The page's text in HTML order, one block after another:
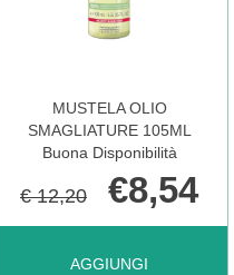
CARRELLO
MUSTELA OLIO
SMAGLIATURE 105ML
Buona Disponibilità
€ 12,20 €8,54
AGGIUNGI
AGGIUNGI MUSTELA